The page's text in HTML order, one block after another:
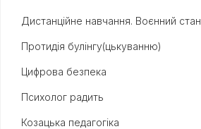
Дистанційне навчання. Воєнний стан
Протидія булінгу(цькуванню)
Цифрова безпека
Психолог радить
Козацька педагогіка